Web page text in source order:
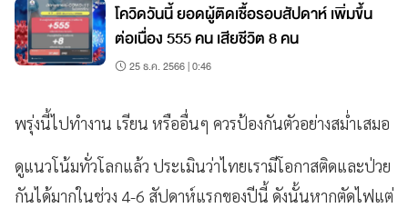
โควิดวันนี้ ยอดผู้ติดเชื้อรอบสัปดาห์ เพิ่มขึ้น
ต่อเนื่อง 555 คน เสียชีวิต 8 คน
25 ธ.ค. 2566 | 0:46
พรุ่งนี้ไปทำงาน เรียน หรืออื่นๆ ควรป้องกันตัวอย่างสม่ำเสมอ
ดูแนวโน้มทั่วโลกแล้ว ประเมินว่าไทยเรามีโอกาสติดและป่วย
กันได้มากในช่วง 4-6 สัปดาห์แรกของปีนี้ ดังนั้นหากตัดไฟแต่